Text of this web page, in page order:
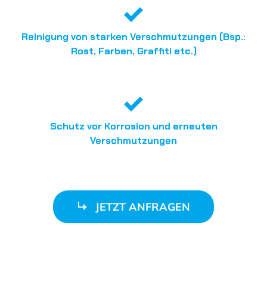
Reinigung von starken Verschmutzungen (Bsp.:
Rost, Farben, Graffiti etc.)
Schutz vor Korrosion und erneuten
Verschmutzungen
JETZT ANFRAGEN